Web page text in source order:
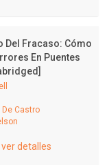
Del Fracaso: Cómo
En Puentes
De Castro
ver detalles